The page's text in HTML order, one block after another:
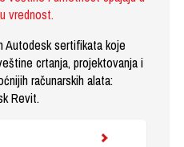
vrednost.
Autodesk sertifikata koje
crtanja, projektovanja i
računarskih alata:
Revit.